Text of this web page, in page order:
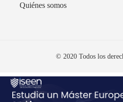
Quiénes somos
© 2020 Todos los